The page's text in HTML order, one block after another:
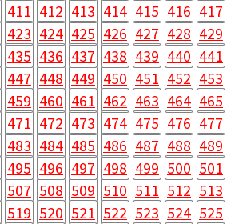
411 412 413 414 415 416 417
423 424 425 426 427 428 429
435 436 437 438 439 440 441
447 448 449 450 451 452 453
459 460 461 462 463 464 465
471 472 473 474 475 476 477
483 484 485 486 487 488 489
495 496 497 498 499 500 501
507 508 509 510 511 512 513
519 520 521 522 523 524 525